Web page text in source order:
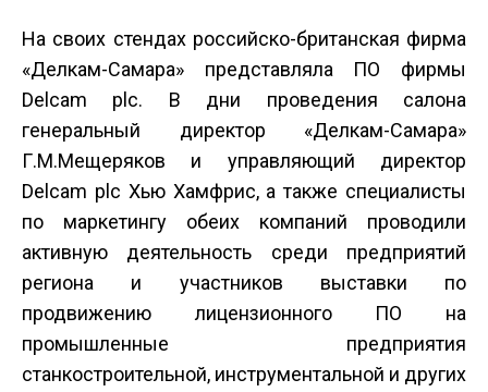
На своих стендах российско-британская фирма
«Делкам-Самара» представляла ПО фирмы
Delcam plc. В дни проведения салона
генеральный директор «Делкам-Самара»
Г.М.Мещеряков и управляющий директор
Delcam plc Хью Хамфрис, а также специалисты
по маркетингу обеих компаний проводили
активную деятельность среди предприятий
региона и участников выставки по
продвижению лицензионного ПО на
промышленные предприятия
станкостроительной, инструментальной и других